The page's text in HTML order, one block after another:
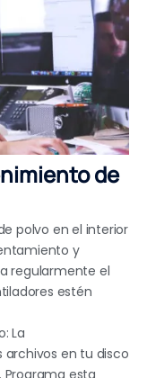
de
polvo en el interior
y
regularmente el
estén
La
en tu disco
esta